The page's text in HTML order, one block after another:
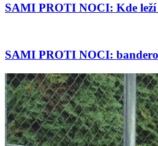
SAMI PROTI NOCI: Kde
SAMI PROTI NOCI: